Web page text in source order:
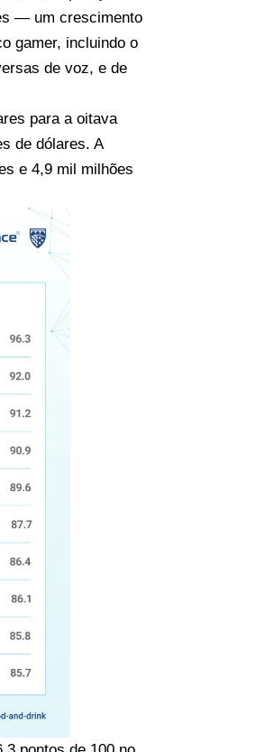
— um crescimento
gamer, incluindo o
de voz, e de
para a oitava
de dólares. A
e 4,9 mil milhões